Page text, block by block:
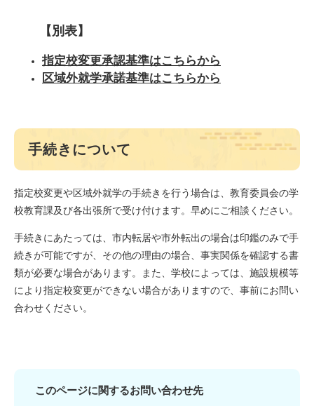
【別表】
指定校変更承認基準はこちらから
区域外就学承諾基準はこちらから
手続きについて
指定校変更や区域外就学の手続きを行う場合は、教育委員会の学
校教育課及び各出張所で受け付けます。早めにご相談ください。
手続きにあたっては、市内転居や市外転出の場合は印鑑のみで手
続きが可能ですが、その他の理由の場合、事実関係を確認する書
類が必要な場合があります。また、学校によっては、施設規模等
により指定校変更ができない場合がありますので、事前にお問い
合わせください。
このページに関するお問い合わせ先